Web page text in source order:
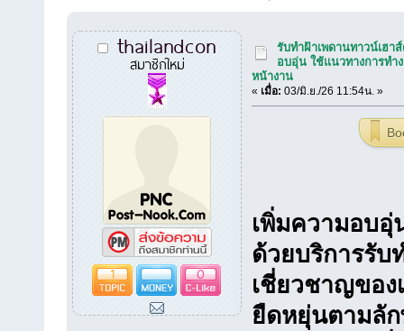
thailandcon
สมาชิกใหม่
1 0
รับทำฝ้าเพดานทาวน์เฮา
อบอุ่น ใช้แนวทางการท
หน้างาน
« เมื่อ: 03/มิ.ย./26 11:54น. »
เพิ่มความอบอุ่
ด้วยบริการรับ
เชี่ยวชาญของ
ยืดหยุ่นตามลั